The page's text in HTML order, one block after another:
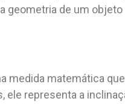
geometria de um
medida matemática
ele representa a